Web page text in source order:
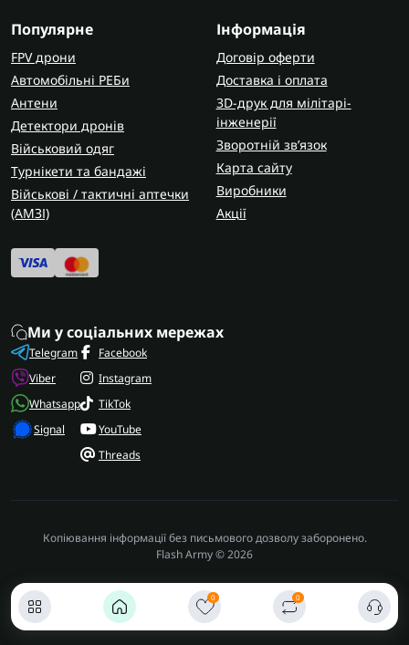
0 0
Популярне
FPV дрони
Автомобільні РЕБи
Антени
Детектори дронів
Військовий одяг
Турнікети та бандажі
Військові / тактичні аптечки
(AMЗІ)
Інформація
Договір оферти
Доставка і оплата
3D-друк для мілітарі-
інженерії
Зворотній зв’язок
Карта сайту
Виробники
Акції
Ми у соціальних мережах
Telegram
Viber
Whatsapp
Signal
Facebook
Instagram
TikTok
YouTube
Threads
Копіювання інформації без письмового дозволу заборонено.
Flash Army © 2026